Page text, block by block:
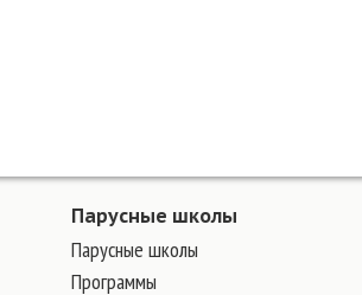
Парусные школы
Парусные школы
Программы